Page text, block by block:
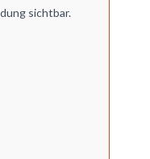
sichtbar.